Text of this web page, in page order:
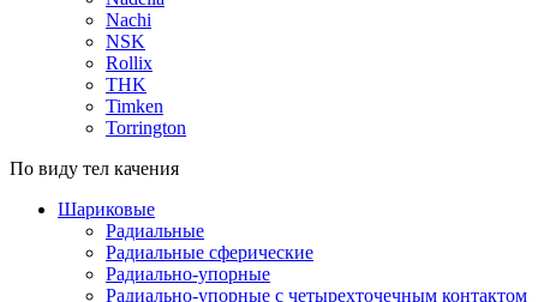
Nachi
NSK
Rollix
THK
Timken
Torrington
По виду тел качения
Шариковые
Радиальные
Радиальные сферические
Радиально-упорные
Радиально-упорные с четырехточечным контактом